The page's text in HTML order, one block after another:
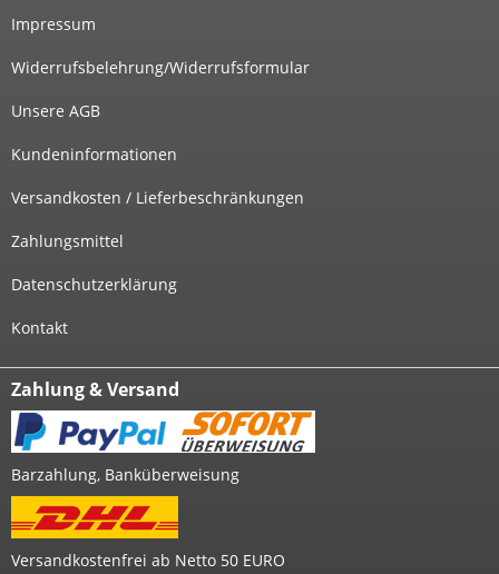
Impressum
Widerrufsbelehrung/Widerrufsformular
Unsere AGB
Kundeninformationen
Versandkosten / Lieferbeschränkungen
Zahlungsmittel
Datenschutzerklärung
Kontakt
Zahlung & Versand
Barzahlung, Banküberweisung
Versandkostenfrei ab Netto 50 EURO